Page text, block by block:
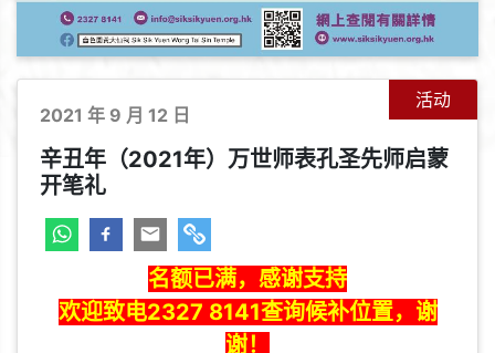
活动
2021 年 9 月 12 日
辛丑年（2021年）万世师表孔圣先师启蒙
开笔礼
名额已满，感谢支持
欢迎致电2327 8141查询候补位置，谢
谢！